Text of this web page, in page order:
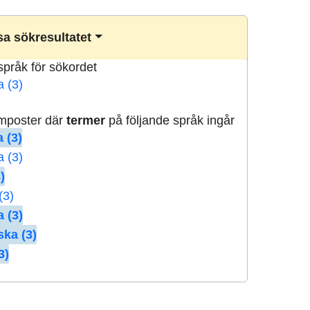
sökresultatet
för sökordet
(3)
därtermer på följande språk ingår
(3)
(3)
(3)
(3)